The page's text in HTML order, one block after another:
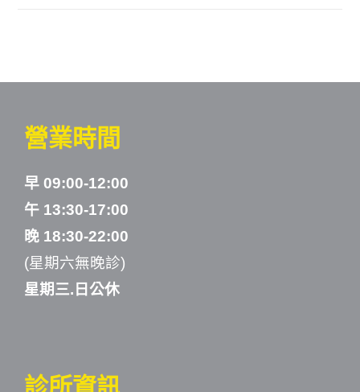
營業時間
早 09:00-12:00
午 13:30-17:00
晚 18:30-22:00
(星期六無晚診)
星期三.日公休
診所資訊